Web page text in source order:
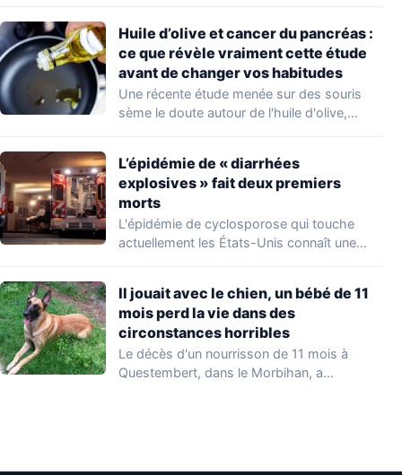
Huile d’olive et cancer du pancréas :
ce que révèle vraiment cette étude
avant de changer vos habitudes
Une récente étude menée sur des souris
sème le doute autour de l'huile d'olive,…
L’épidémie de « diarrhées
explosives » fait deux premiers
morts
L'épidémie de cyclosporose qui touche
actuellement les États-Unis connaît une
Il jouait avec le chien, un bébé de 11
mois perd la vie dans des
circonstances horribles
Le décès d'un nourrisson de 11 mois à
Questembert, dans le Morbihan, a